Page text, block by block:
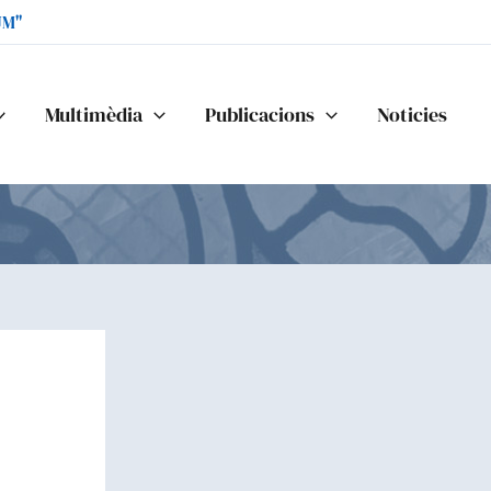
Multimèdia Publicacions Noticies